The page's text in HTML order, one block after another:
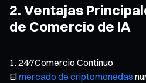
2. Ventajas
de Comercio de IA
24⁄7Comercio Continuo
Elmercado de criptomonedas